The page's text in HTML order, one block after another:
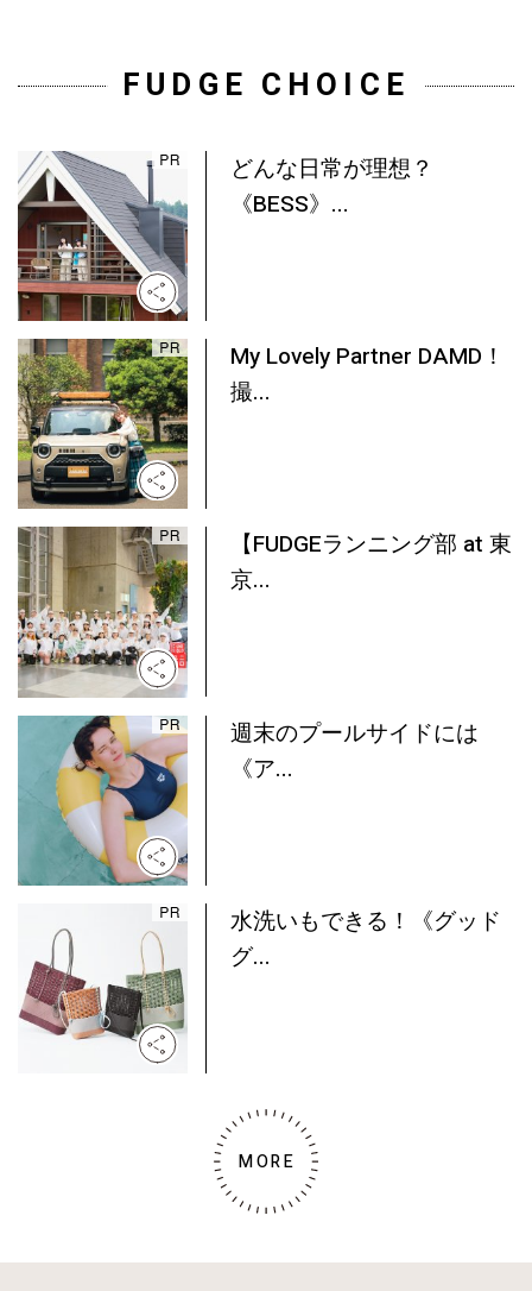
FUDGE CHOICE
どんな日常が理想？
《BESS》...
My Lovely Partner DAMD！
撮...
【FUDGEランニング部 at 東
京...
週末のプールサイドには
《ア...
水洗いもできる！《グッド
グ...
MORE